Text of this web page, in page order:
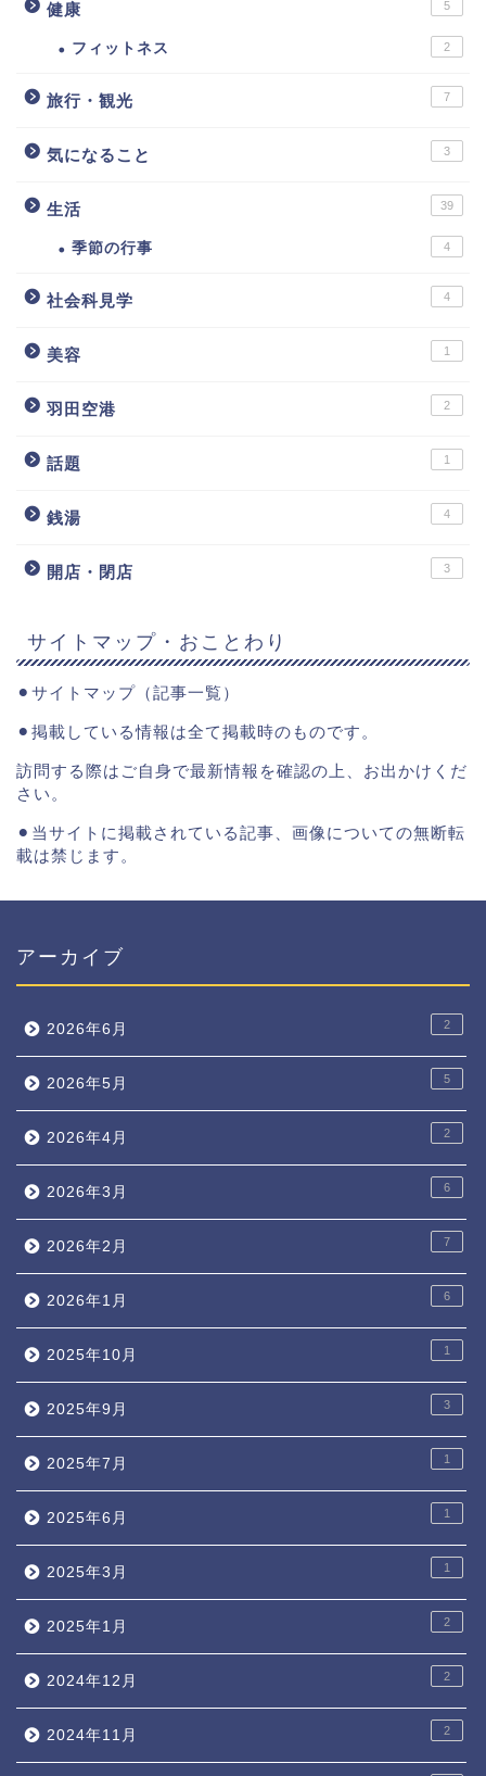
健康 5
フィットネス 2
旅行・観光 7
気になること 3
生活 39
季節の行事 4
社会科見学 4
美容 1
羽田空港 2
話題 1
銭湯 4
開店・閉店 3
サイトマップ・おことわり
⚫︎ サイトマップ（記事一覧）
⚫︎掲載している情報は全て掲載時のものです。
訪問する際はご自身で最新情報を確認の上、お出かけくだ
さい。
⚫︎当サイトに掲載されている記事、画像についての無断転
載は禁じます。
アーカイブ
2026年6月 2
2026年5月 5
2026年4月 2
2026年3月 6
2026年2月 7
2026年1月 6
2025年10月 1
2025年9月 3
2025年7月 1
2025年6月 1
2025年3月 1
2025年1月 2
2024年12月 2
2024年11月 2